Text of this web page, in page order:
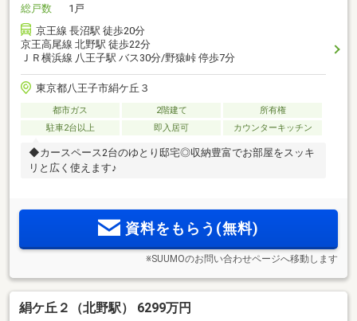
総戸数
1戸
京王線 長沼駅 徒歩20分
京王高尾線 北野駅 徒歩22分
ＪＲ横浜線 八王子駅 バス30分/野猿峠 停歩7分
東京都八王子市絹ケ丘３
都市ガス 2階建て
所有権
駐車2台以上
即入居可 カウンターキッチン
◆カースペース2台のゆとり邸宅◎収納豊富でお部屋をスッキ
リと広く使えます♪
資料をもらう(無料)
※SUUMOのお問い合わせページへ移動します
絹ケ丘２（北野駅） 6299万円